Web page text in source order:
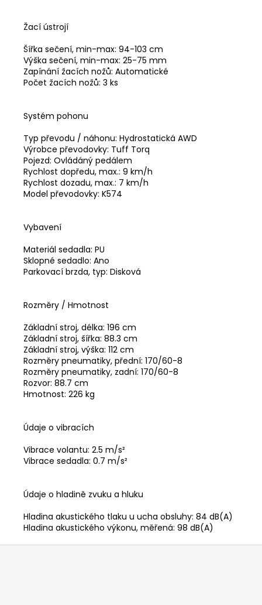
Žací ústrojí
Šířka sečení, min-max: 94-103 cm
Výška sečení, min-max: 25-75 mm
Zapínání žacích nožů: Automatické
Počet žacích nožů: 3 ks
Systém pohonu
Typ převodu / náhonu: Hydrostatická AWD
Výrobce převodovky: Tuff Torq
Pojezd: Ovládáný pedálem
Rychlost dopředu, max.: 9 km/h
Rychlost dozadu, max.: 7 km/h
Model převodovky: K574
Vybavení
Materiál sedadla: PU
Sklopné sedadlo: Ano
Parkovací brzda, typ: Disková
Rozměry / Hmotnost
Základní stroj, délka: 196 cm
Základní stroj, šířka: 88.3 cm
Základní stroj, výška: 112 cm
Rozměry pneumatiky, přední: 170/60-8
Rozměry pneumatiky, zadní: 170/60-8
Rozvor: 88.7 cm
Hmotnost: 226 kg
Údaje o vibracích
Vibrace volantu: 2.5 m/s²
Vibrace sedadla: 0.7 m/s²
Údaje o hladině zvuku a hluku
Hladina akustického tlaku u ucha obsluhy: 84 dB(A)
Hladina akustického výkonu, měřená: 98 dB(A)
Z